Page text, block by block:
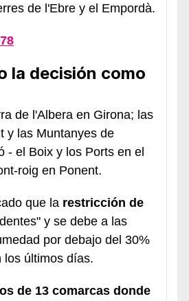
de l'Ebre y el Empordà.
la decisión como
de l'Albera en Girona; las
y las Muntanyes de
- el Boix y los Ports en el
roig en Ponent.
que la restricción de
y se debe a las
por debajo del 30%
los últimos días.
de 13 comarcas donde